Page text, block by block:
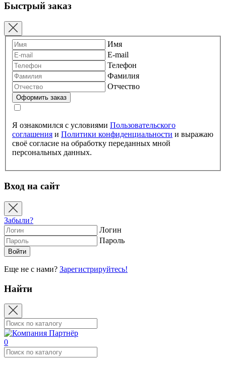
Быстрый заказ
Имя
E-mail
Телефон
Фамилия
Отчество
Я ознакомился с условиями Пользовательского
соглашения и Политики конфиденциальности и выражаю
своё согласие на обработку переданных мной
персональных данных.
Вход на сайт
Забыли?
Логин
Пароль
Еще не с нами? Зарегистрируйтесь!
Найти
0